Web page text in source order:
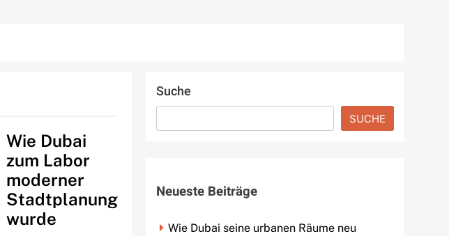
Wie Dubai
zum Labor
moderner
Stadtplanung
wurde
Suche
SUCHE
Neueste Beiträge
Wie Dubai seine urbanen Räume neu